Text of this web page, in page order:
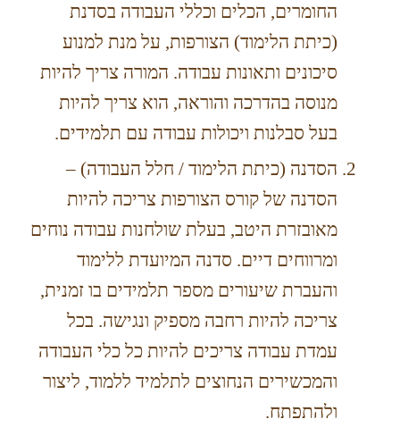
החומרים, הכלים וכללי העבודה בסדנת
(כיתת הלימוד) הצורפות, על מנת למנוע
סיכונים ותאונות עבודה. המורה צריך להיות
מנוסה בהדרכה והוראה, הוא צריך להיות
בעל סבלנות ויכולות עבודה עם תלמידים.
הסדנה (כיתת הלימוד / חלל העבודה) –
הסדנה של קורס הצורפות צריכה להיות
מאובזרת היטב, בעלת שולחנות עבודה נוחים
ומרווחים דיים. סדנה המיועדת ללימוד
והעברת שיעורים מספר תלמידים בו זמנית,
צריכה להיות רחבה מספיק ונגישה. בכל
עמדת עבודה צריכים להיות כל כלי העבודה
והמכשירים הנחוצים לתלמיד ללמוד, ליצור
ולהתפתח.